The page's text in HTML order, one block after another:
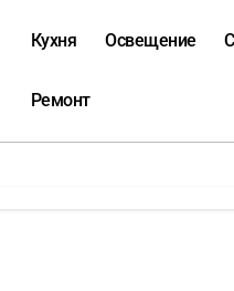
Кухня Освещение
Ремонт